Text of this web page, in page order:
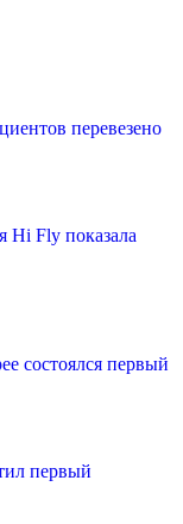
перевезено
Hi Fly показала
состоялся первый
первый